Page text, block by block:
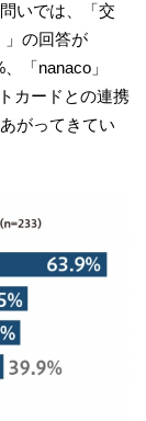
いでは、「交
」の回答が
「nanaco」
カードとの連携
がってきてい